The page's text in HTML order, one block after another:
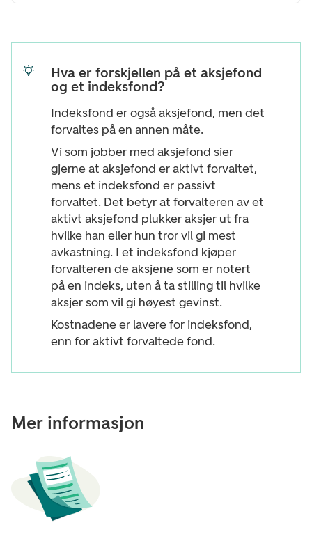
Hva er forskjellen på et aksjefond
og et indeksfond?
Indeksfond er også aksjefond, men det
forvaltes på en annen måte.
Vi som jobber med aksjefond sier
gjerne at aksjefond er aktivt forvaltet,
mens et indeksfond er passivt
forvaltet. Det betyr at forvalteren av et
aktivt aksjefond plukker aksjer ut fra
hvilke han eller hun tror vil gi mest
avkastning. I et indeksfond kjøper
forvalteren de aksjene som er notert
på en indeks, uten å ta stilling til hvilke
aksjer som vil gi høyest gevinst.
Kostnadene er lavere for indeksfond,
enn for aktivt forvaltede fond.
Mer informasjon